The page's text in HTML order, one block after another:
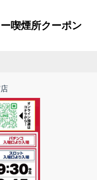
喫煙所クーポン